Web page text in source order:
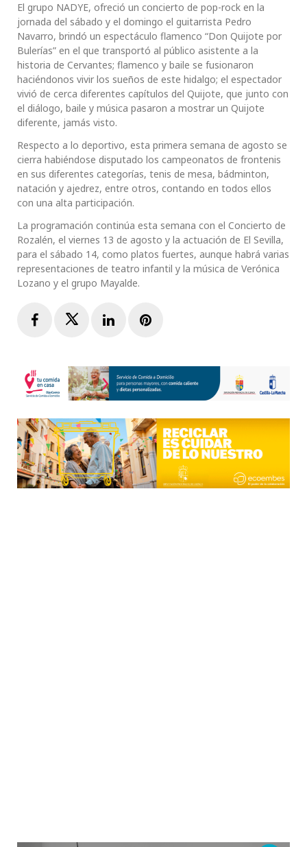
El grupo NADYE, ofreció un concierto de pop-rock en la
jornada del sábado y el domingo el guitarrista Pedro
Navarro, brindó un espectáculo flamenco “Don Quijote por
Bulerías” en el que transportó al público asistente a la
historia de Cervantes; flamenco y baile se fusionaron
haciéndonos vivir los sueños de este hidalgo; el espectador
vivió de cerca diferentes capítulos del Quijote, que junto con
el diálogo, baile y música pasaron a mostrar un Quijote
diferente, jamás visto.
Respecto a lo deportivo, esta primera semana de agosto se
cierra habiéndose disputado los campeonatos de frontenis
en sus diferentes categorías, tenis de mesa, bádminton,
natación y ajedrez, entre otros, contando en todos ellos
con una alta participación.
La programación continúa esta semana con el Concierto de
Rozalén, el viernes 13 de agosto y la actuación de El Sevilla,
para el sábado 14, como platos fuertes, aunque habrá varias
representaciones de teatro infantil y la música de Verónica
Lozano y el grupo Mayalde.
FacebookTwitterLinkedInPinterest